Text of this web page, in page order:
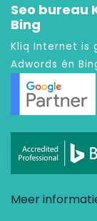
Seo bureau
Bing
Kliq Internet is
Adwords én
Meer